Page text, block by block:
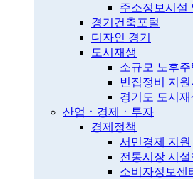
주소정보시설
경기건축포털
디자인 경기
도시재생
소규모 노후
빈집정비 지원
경기도 도시
산업ㆍ경제ㆍ투자
경제정책
서민경제 지원
전통시장 시
소비자정보센